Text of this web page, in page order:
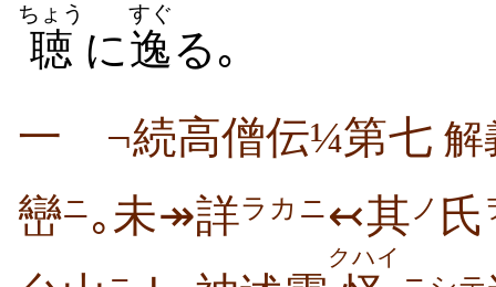
聴
ちょう
に逸
すぐ
る｡
一 ¬続高僧伝¼第七 解
巒ニ｡未↠詳ラカニ↢其 ノ 氏
クハイ